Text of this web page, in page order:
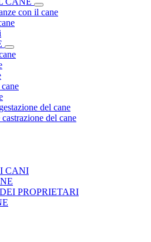
con il cane
del cane
del cane
CANI
PROPRIETARI